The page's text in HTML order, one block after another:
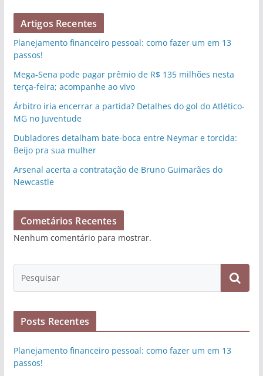
Artigos Recentes
Planejamento financeiro pessoal: como fazer um em 13
passos!
Mega-Sena pode pagar prêmio de R$ 135 milhões nesta
terça-feira; acompanhe ao vivo
Árbitro iria encerrar a partida? Detalhes do gol do Atlético-
MG no Juventude
Dubladores detalham bate-boca entre Neymar e torcida:
Beijo pra sua mulher
Arsenal acerta a contratação de Bruno Guimarães do
Newcastle
Cometários Recentes
Nenhum comentário para mostrar.
Posts Recentes
Planejamento financeiro pessoal: como fazer um em 13
passos!